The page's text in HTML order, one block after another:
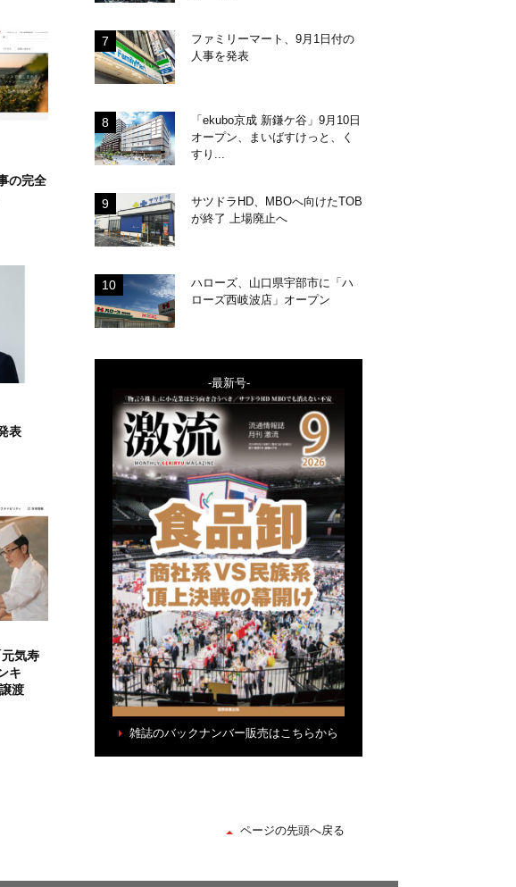
の完全
表
気寿
キ
渡
ファミリーマート、9月1日付の
人事を発表
「ekubo京成 新鎌ケ谷」9月10日
オープン、まいばすけっと、く
すり...
サツドラHD、MBOへ向けたTOB
が終了 上場廃止へ
ハローズ、山口県宇部市に「ハ
ローズ西岐波店」オープン
-最新号-
雑誌のバックナンバー販売はこちらから
ページの先頭へ戻る